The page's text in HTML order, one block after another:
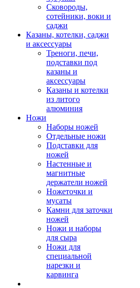
Сковороды,
сотейники, воки и
саджи
Казаны, котелки, саджи
и аксессуары
Треноги, печи,
подставки под
казаны и
аксессуары
Казаны и котелки
из литого
алюминия
Ножи
Наборы ножей
Отдельные ножи
Подставки для
ножей
Настенные и
магнитные
держатели ножей
Ножеточки и
мусаты
Камни для заточки
ножей
Ножи и наборы
для сыра
Ножи для
специальной
нарезки и
карвинга